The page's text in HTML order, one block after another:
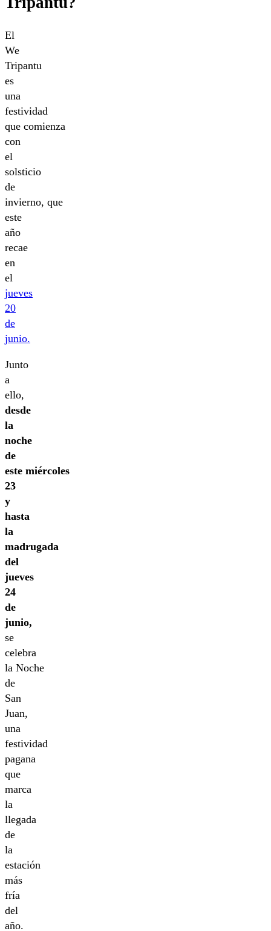
El
We
Tripantu
es
una
festividad
que comienza
con
el
solsticio
de
invierno, que
este
año
recae
en
el
jueves
20
de
junio.
Junto
a
ello,
desde
la
noche
de
este miércoles
23
y
hasta
la
madrugada
del
jueves
24
de
junio,
se
celebra
la Noche
de
San
Juan,
una
festividad
pagana
que
marca
la
llegada
de
la
estación
más
fría
del
año.